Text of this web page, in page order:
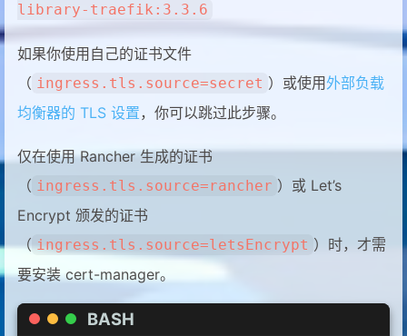
library-traefik:3.3.6
如果你使用自己的证书文件
（ ingress.tls.source=secret ）或使用外部负载
均衡器的 TLS 设置，你可以跳过此步骤。
仅在使用 Rancher 生成的证书
（ ingress.tls.source=rancher ）或 Let’s
Encrypt 颁发的证书
（ ingress.tls.source=letsEncrypt ）时，才需
要安装 cert-manager。
BASH